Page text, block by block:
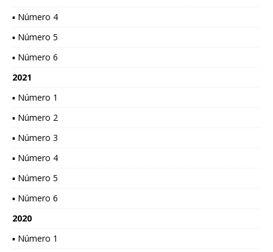
▪ Número 4
▪ Número 5
▪ Número 6
2021
▪ Número 1
▪ Número 2
▪ Número 3
▪ Número 4
▪ Número 5
▪ Número 6
2020
▪ Número 1